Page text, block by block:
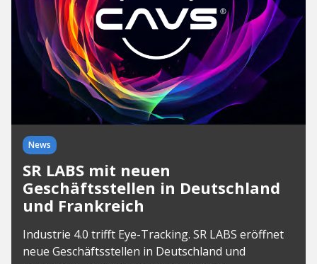
News
SR LABS mit neuen
Geschäftsstellen in Deutschland
und Frankreich
Industrie 4.0 trifft Eye-Tracking. SR LABS eröffnet
neue Geschäftsstellen in Deutschland und